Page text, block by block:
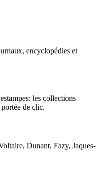
encyclopédies et
les collections
de clic.
Dunant, Fazy, Jaques-